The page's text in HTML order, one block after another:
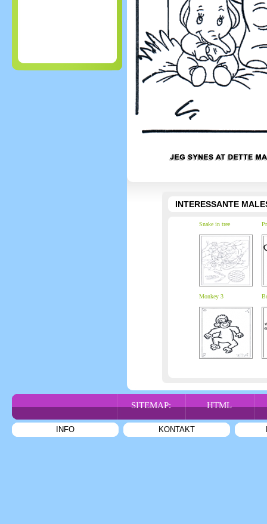
INTERESSANTE
Snake in tree
Monkey 3
SITEMAP: HTML
INFO KONTAKT